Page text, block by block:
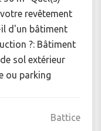
revêtement
il d'un bâtiment
?: Bâtiment
sol extérieur
ou parking
Battice